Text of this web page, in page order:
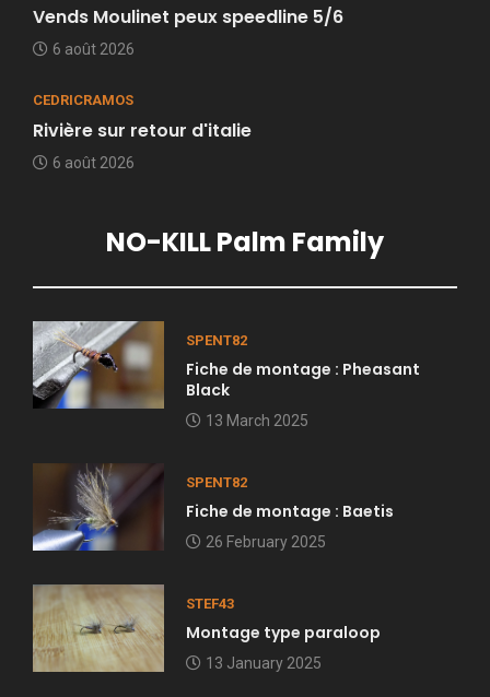
Vends Moulinet peux speedline 5/6
6 août 2026
CEDRICRAMOS
Rivière sur retour d'italie
6 août 2026
NO-KILL Palm Family
SPENT82
Fiche de montage : Pheasant
Black
13 March 2025
SPENT82
Fiche de montage : Baetis
26 February 2025
STEF43
Montage type paraloop
13 January 2025